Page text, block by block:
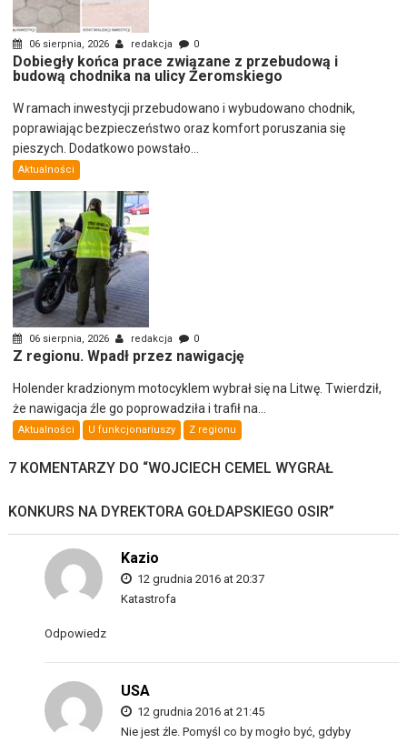
06 sierpnia, 2026 redakcja 0
Dobiegły końca prace związane z przebudową i
budową chodnika na ulicy Żeromskiego
W ramach inwestycji przebudowano i wybudowano chodnik,
poprawiając bezpieczeństwo oraz komfort poruszania się
pieszych. Dodatkowo powstało...
Aktualności
06 sierpnia, 2026 redakcja 0
Z regionu. Wpadł przez nawigację
Holender kradzionym motocyklem wybrał się na Litwę. Twierdził,
że nawigacja źle go poprowadziła i trafił na...
Aktualności U funkcjonariuszy Z regionu
7 KOMENTARZY DO “WOJCIECH CEMEL WYGRAŁ
KONKURS NA DYREKTORA GOŁDAPSKIEGO OSIR”
Kazio
12 grudnia 2016 at 20:37
Katastrofa
Odpowiedz
USA
12 grudnia 2016 at 21:45
Nie jest źle. Pomyśl co by mogło być, gdyby